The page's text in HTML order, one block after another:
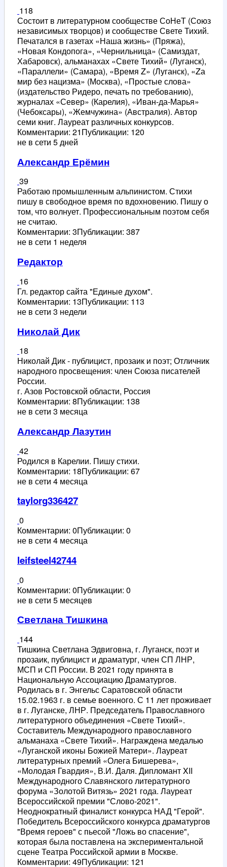
118
Состоит в литературном сообществе СоНеТ (Союз
независимых творцов) и сообществе Свете Тихий.
Печатался в газетах «Наша жизнь» (Пряжа),
«Новая Кондопога», «Чернильница» (Самиздат,
Хабаровск), альманахах «Свете Тихий» (Луганск),
«Параллели» (Самара), «Время Z» (Луганск), «Zа
мир без нацизма» (Москва), «Простые слова»
(издательство Ридеро, печать по требованию),
журналах «Север» (Карелия), «Иван-да-Марья»
(Чебоксары), «Жемчужина» (Австралия). Автор
семи книг. Лауреат различных конкурсов.
Комментарии: 21Публикации: 120
не в сети 5 дней
Александр Ерёмин
39
Работаю промышленным альпинистом. Стихи
пишу в свободное время по вдохновению. Пишу о
том, что волнует. Профессиональным поэтом себя
не считаю.
Комментарии: 3Публикации: 387
не в сети 1 неделя
Редактор
16
Гл. редактор сайта "Единые духом".
Комментарии: 13Публикации: 113
не в сети 3 недели
Николай Дик
18
Николай Дик - публицист, прозаик и поэт; Отличник
народного просвещения: член Союза писателей
России.
г. Азов Ростовской области, Россия
Комментарии: 8Публикации: 138
не в сети 3 месяца
Александр Лазутин
42
Родился в Карелии. Пишу стихи.
Комментарии: 18Публикации: 67
не в сети 4 месяца
taylorg336427
0
Комментарии: 0Публикации: 0
не в сети 4 месяца
leifsteel42744
0
Комментарии: 0Публикации: 0
не в сети 5 месяцев
Светлана Тишкина
144
Тишкина Светлана Эдвиговна, г. Луганск, поэт и
прозаик, публицист и драматург, член СП ЛНР,
МСП и СП России. В 2021 году принята в
Национальную Ассоциацию Драматургов.
Родилась в г. Энгельс Саратовской области
15.02.1963 г. в семье военного. С 11 лет проживает
в г. Луганске, ЛНР. Председатель Православного
литературного объединения «Свете Тихий».
Составитель Международного православного
альманаха «Свете Тихий». Награждена медалью
«Луганской иконы Божией Матери». Лауреат
литературных премий «Олега Бишерева»,
«Молодая Гвардия», В.И. Даля. Дипломант XII
Международного Славянского литературного
форума «Золотой Витязь» 2021 года. Лауреат
Всероссийской премии "Слово-2021".
Неоднократный финалист конкурса НАД "Герой".
Победитель Всероссийского конкурса драматургов
"Время героев" с пьесой "Ложь во спасение",
которая была поставлена на экспериментальной
сцене Театра Российской армии в Москве.
Комментарии: 49Публикации: 121